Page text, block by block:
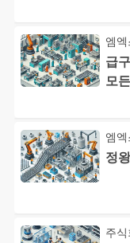
엠
급
모
엠
정
주